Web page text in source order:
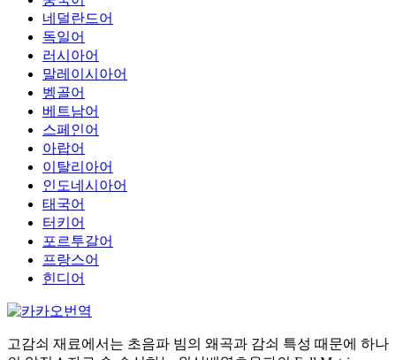
네덜란드어
독일어
러시아어
말레이시아어
벵골어
베트남어
스페인어
아랍어
이탈리아어
인도네시아어
태국어
터키어
포르투갈어
프랑스어
힌디어
고감쇠 재료에서는 초음파 빔의 왜곡과 감쇠 특성 때문에 하나